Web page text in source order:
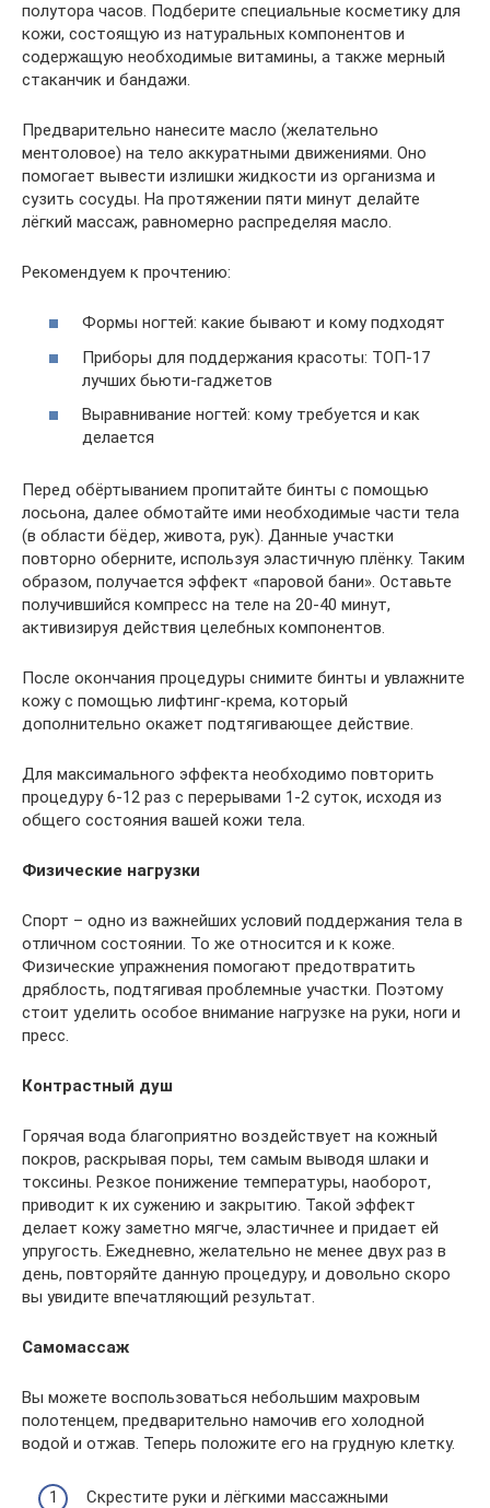
полутора часов. Подберите специальные косметику для
кожи, состоящую из натуральных компонентов и
содержащую необходимые витамины, а также мерный
стаканчик и бандажи.
Предварительно нанесите масло (желательно
ментоловое) на тело аккуратными движениями. Оно
помогает вывести излишки жидкости из организма и
сузить сосуды. На протяжении пяти минут делайте
лёгкий массаж, равномерно распределяя масло.
Рекомендуем к прочтению:
Формы ногтей: какие бывают и кому подходят
Приборы для поддержания красоты: ТОП-17
лучших бьюти-гаджетов
Выравнивание ногтей: кому требуется и как
делается
Перед обёртыванием пропитайте бинты с помощью
лосьона, далее обмотайте ими необходимые части тела
(в области бёдер, живота, рук). Данные участки
повторно оберните, используя эластичную плёнку. Таким
образом, получается эффект «паровой бани». Оставьте
получившийся компресс на теле на 20-40 минут,
активизируя действия целебных компонентов.
После окончания процедуры снимите бинты и увлажните
кожу с помощью лифтинг-крема, который
дополнительно окажет подтягивающее действие.
Для максимального эффекта необходимо повторить
процедуру 6-12 раз с перерывами 1-2 суток, исходя из
общего состояния вашей кожи тела.
Физические нагрузки
Спорт – одно из важнейших условий поддержания тела в
отличном состоянии. То же относится и к коже.
Физические упражнения помогают предотвратить
дряблость, подтягивая проблемные участки. Поэтому
стоит уделить особое внимание нагрузке на руки, ноги и
пресс.
Контрастный душ
Горячая вода благоприятно воздействует на кожный
покров, раскрывая поры, тем самым выводя шлаки и
токсины. Резкое понижение температуры, наоборот,
приводит к их сужению и закрытию. Такой эффект
делает кожу заметно мягче, эластичнее и придает ей
упругость. Ежедневно, желательно не менее двух раз в
день, повторяйте данную процедуру, и довольно скоро
вы увидите впечатляющий результат.
Самомассаж
Вы можете воспользоваться небольшим махровым
полотенцем, предварительно намочив его холодной
водой и отжав. Теперь положите его на грудную клетку.
Скрестите руки и лёгкими массажными